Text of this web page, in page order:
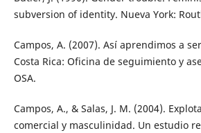
subversion of identity. Nueva York:
Campos, A. (2007). Así aprendimos a
Costa Rica: Oficina de seguimiento y
OSA.
Campos, A., & Salas, J. M. (2004).
comercial y masculinidad. Un estudio